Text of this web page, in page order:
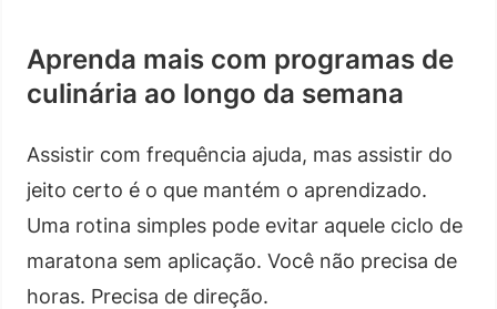
Aprenda mais com programas de
culinária ao longo da semana
Assistir com frequência ajuda, mas assistir do
jeito certo é o que mantém o aprendizado.
Uma rotina simples pode evitar aquele ciclo de
maratona sem aplicação. Você não precisa de
horas. Precisa de direção.